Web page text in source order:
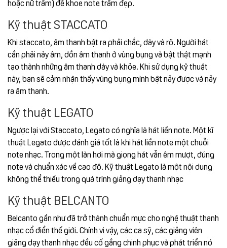
hoặc nữ trầm) để khoe note trầm đẹp.
Kỹ thuật STACCATO
Khi staccato, âm thanh bật ra phải chắc, dày và rõ. Người hát
cần phải nảy âm, dồn âm thanh ở vùng bụng và bật thật mạnh
tạo thành những âm thanh dày và khỏe. Khi sử dụng kỹ thuật
này, bạn sẽ cảm nhận thấy vùng bụng mình bật nảy được và nảy
ra âm thanh.
Kỹ thuật LEGATO
Ngược lại với Staccato, Legato có nghĩa là hát liền note. Một kĩ
thuật Legato được đánh giá tốt là khi hát liền note một chuỗi
note nhạc. Trong một làn hơi mà giọng hát vẫn êm mượt, đúng
note và chuẩn xác về cao độ. Kỹ thuật Legato là một nội dung
không thể thiếu trong quá trình giảng dạy thanh nhạc
Kỹ thuật BELCANTO
Belcanto gần như đã trở thành chuẩn mực cho nghệ thuật thanh
nhạc cổ điển thế giới. Chính vì vậy, các ca sỹ, các giảng viên
giảng dạy thanh nhạc đều cố gắng chinh phục và phát triển nó